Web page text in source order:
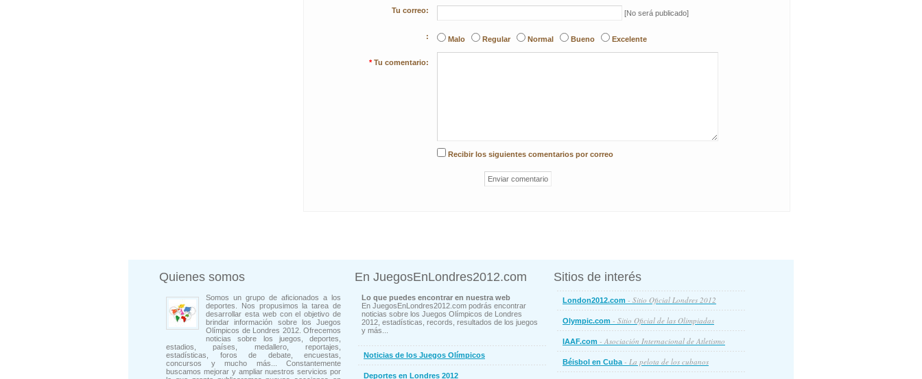
Tu correo: [No será publicado]
: Malo Regular Normal Bueno Excelente
* Tu comentario:
Recibir los siguientes comentarios por correo
Quienes somos
Somos un grupo de aficionados a los
deportes. Nos propusimos la tarea de
desarrollar esta web con el objetivo de
brindar información sobre los Juegos
Olímpicos de Londres 2012. Ofrecemos
noticias sobre los juegos, deportes,
estadios, países, medallero, reportajes,
estadísticas, foros de debate, encuestas,
concursos y mucho más... Constantemente
buscamos mejorar y ampliar nuestros servicios por
En JuegosEnLondres2012.com
Lo que puedes encontrar en nuestra web
En JuegosEnLondres2012.com podrás encontrar
noticias sobre los Juegos Olímpicos de Londres
2012, estadísticas, records, resultados de los juegos
y más...
Noticias de los Juegos Olímpicos
Deportes en Londres 2012
Sitios de interés
London2012.com - Sitio Oficial Londres 2012
Olympic.com - Sitio Oficial de las Olimpiadas
IAAF.com - Asociación Internacional de Atletismo
Béisbol en Cuba- La pelota de los cubanos